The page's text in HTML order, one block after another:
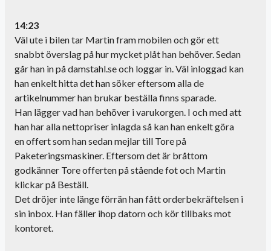
14:23
Väl ute i bilen tar Martin fram mobilen och gör ett
snabbt överslag på hur mycket plåt han behöver. Sedan
går han in på damstahl.se och loggar in. Väl inloggad kan
han enkelt hitta det han söker eftersom alla de
artikelnummer han brukar beställa finns sparade.
Han lägger vad han behöver i varukorgen. I och med att
han har alla nettopriser inlagda så kan han enkelt göra
en offert som han sedan mejlar till Tore på
Paketeringsmaskiner. Eftersom det är bråttom
godkänner Tore offerten på stående fot och Martin
klickar på Beställ.
Det dröjer inte länge förrän han fått orderbekräftelsen i
sin inbox. Han fäller ihop datorn och kör tillbaks mot
kontoret.